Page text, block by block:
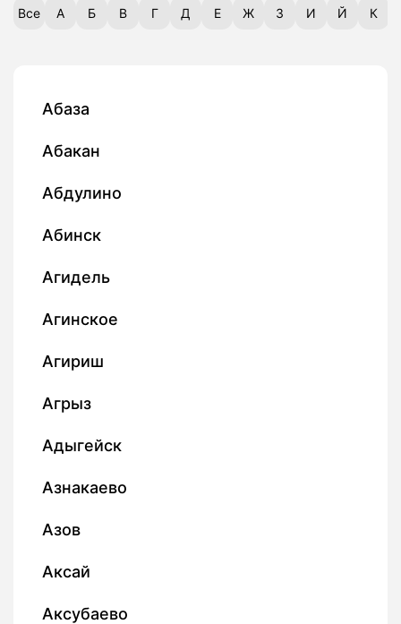
Все А Б В Г Д Е Ж З И Й К
Абаза
Абакан
Абдулино
Абинск
Агидель
Агинское
Агириш
Агрыз
Адыгейск
Азнакаево
Азов
Аксай
Аксубаево